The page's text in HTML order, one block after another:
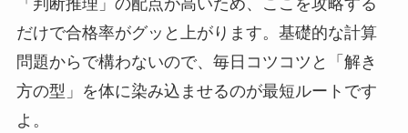
「判断推理」の配点が高いため、ここを攻略する
だけで合格率がグッと上がります。基礎的な計算
問題からで構わないので、毎日コツコツと「解き
方の型」を体に染み込ませるのが最短ルートです
よ。